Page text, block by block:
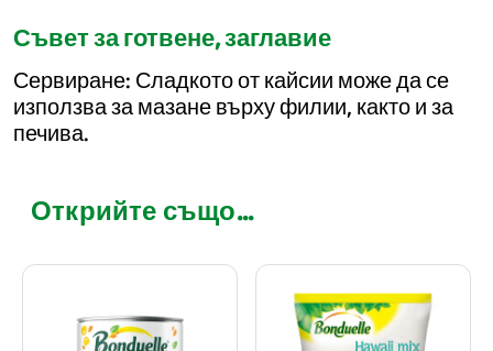
Съвет за готвене, заглавие
Сервиране: Сладкото от кайсии може да се
използва за мазане върху филии, както и за
печива.
Открийте също...